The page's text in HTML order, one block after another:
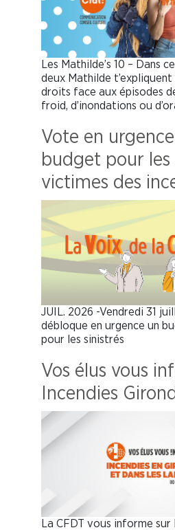
Les Mathilde’s 10 – Dans
deux Mathilde
droits face aux épisodes
froid, d’inondations ou
Vote en urgence
budget pour les
victimes des
JUIL. 2026 -Vendredi 31
débloque en urgence un
pour les sinistrés
Vos élus vous
Incendies
La CFDT vous informe sur